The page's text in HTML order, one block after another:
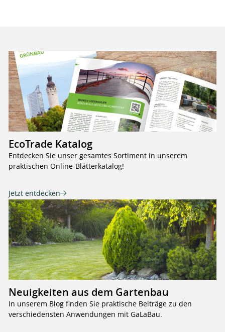
EcoTrade Katalog
Entdecken Sie unser gesamtes Sortiment in unserem
praktischen Online-Blätterkatalog!
Jetzt entdecken
Neuigkeiten aus dem Gartenbau
In unserem Blog finden Sie praktische Beiträge zu den
verschiedensten Anwendungen mit GaLaBau.